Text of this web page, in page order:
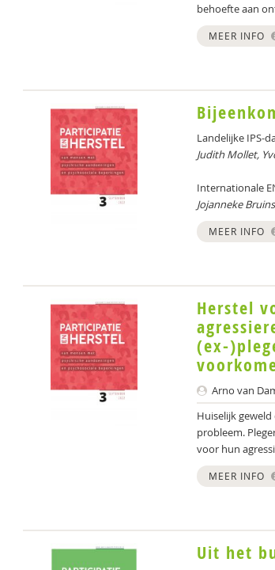
behoefte aan
MEER INFO
Landelijke IPS-
Judith Mollet,
Internationale
Jojanneke
MEER INFO
Herstel
(ex-
Arno van
Huiselijk
probleem.
voor hun
MEER INFO
Uit het